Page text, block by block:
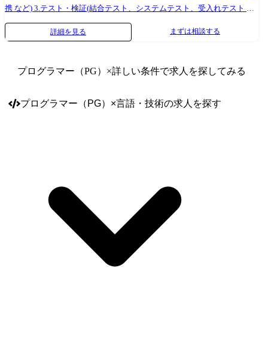
携 など) 3.テスト・検証(結合テスト、システムテスト、受入れテスト な
ど) 4.運用・保守(バグ修正、機能追加、パフォーマンス改善 など) <お勧
めポイント> ◆メーカー様とのお取引も多いため、お客様への直接提案
工程までこなせるSEクラスやメンバークラスも多く在籍しております。
ただくことが出来ます。 ◆チームで開発を実施しているためフォロー体
者向けWebシステム開発 ※その他にも様々なPJがございますのでぜひ面
接の中でお話させてください。 就業環境 ●プロジェクトの7 ~8割がエン
ドユーザーからの直請け案件(プライム)で、5 ~20名程度のチームで動き
ます。 ●勤務場所は自社社内とお客様先が6:4です。 ●通信キャリアやメ
ーカーとの付き合いも20年以上に渡る為、非常にリレーションが良く、
裁量を持った仕事に携われます。
詳細を見る まずは相談する
プログラマー（PG） ×詳しい条件で求人を探してみる
プログラマー（PG） ×言語・技術の求人を探す